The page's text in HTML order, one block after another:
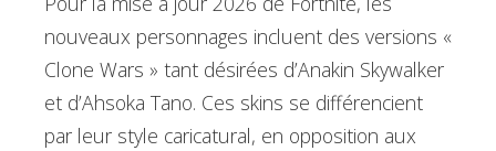
nouveaux personnages incluent des versions «
Clone Wars » tant désirées d’Anakin Skywalker
et d’Ahsoka Tano. Ces skins se différencient
par leur style caricatural, en opposition aux